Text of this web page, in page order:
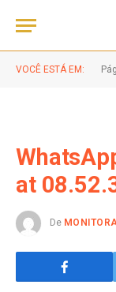
VOCÊ ESTÁ EM:
at
De